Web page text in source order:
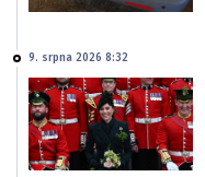
9. srpna 2026 8:32